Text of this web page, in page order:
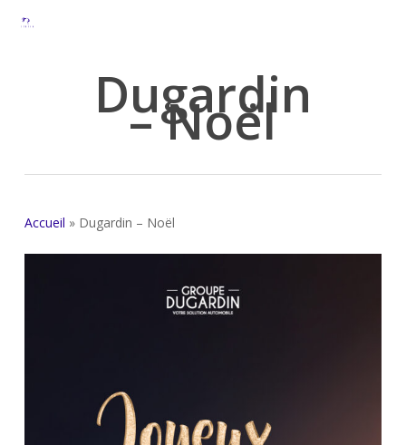
Dugardin
– Noël
Accueil » Dugardin – Noël